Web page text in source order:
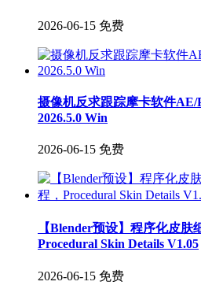
2026-06-15 免费
摄像机反求跟踪摩卡软件AE/
2026.5.0 Win
2026-06-15 免费
【Blender预设】程序化皮肤
Procedural Skin Details V1.05
2026-06-15 免费